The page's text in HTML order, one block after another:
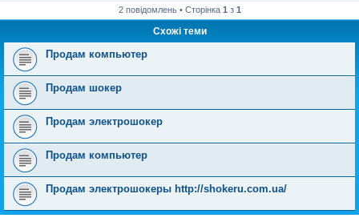
я
2 повідомлень • Сторінка 1 з 1
Схожі теми
Продам компьютер
Продам шокер
Продам электрошокер
Продам компьютер
Продам электрошокеры http://shokeru.com.ua/